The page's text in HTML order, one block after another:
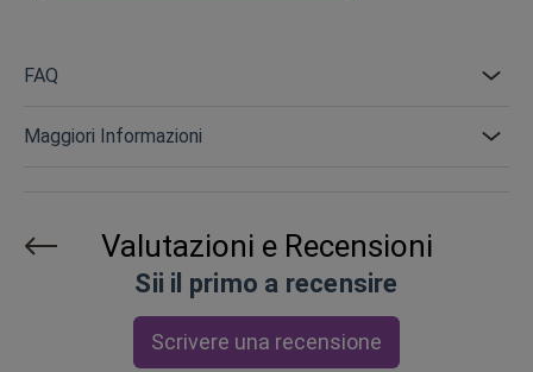
FAQ
Maggiori Informazioni
Valutazioni e Recensioni
Sii il primo a recensire
Scrivere una recensione